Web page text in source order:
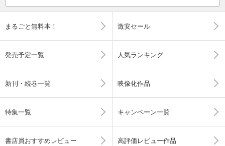
まるごと無料本！ 激安セール
発売予定一覧 人気ランキング
新刊・続巻一覧 映像化作品
特集一覧 キャンペーン一覧
書店員おすすめレビュー 高評価レビュー作品